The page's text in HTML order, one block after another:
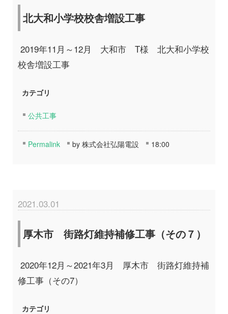
北大和小学校校舎増設工事
2019年11月～12月 大和市 T様 北大和小学校
校舎増設工事
カテゴリ
公共工事
Permalink by 株式会社弘陽電設 18:00
2021.03.01
厚木市 街路灯維持補修工事（その７）
2020年12月～2021年3月 厚木市 街路灯維持補
修工事（その7）
カテゴリ